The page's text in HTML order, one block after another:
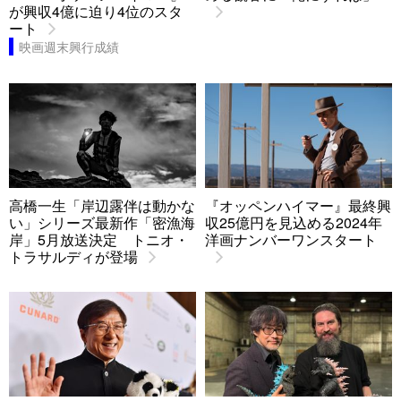
が興収4億に迫り4位のスタ
ート
映画週末興行成績
高橋一生「岸辺露伴は動かな
い」シリーズ最新作「密漁海
岸」5月放送決定 トニオ・
トラサルディが登場
『オッペンハイマー』最終興
収25億円を見込める2024年
洋画ナンバーワンスタート